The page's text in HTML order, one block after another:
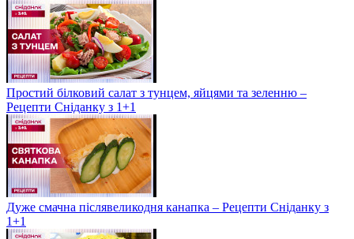
Простий білковий салат з тунцем, яйцями та зеленню –
Рецепти Сніданку з 1+1
Дуже смачна післявеликодня канапка – Рецепти Сніданку з
1+1